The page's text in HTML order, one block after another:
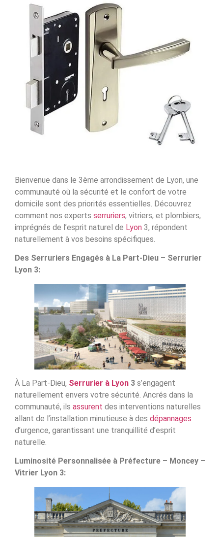
Bienvenue dans le 3ème arrondissement de Lyon, une
communauté où la sécurité et le confort de votre
domicile sont des priorités essentielles. Découvrez
comment nos experts serruriers, vitriers, et plombiers,
imprégnés de l’esprit naturel de Lyon 3, répondent
naturellement à vos besoins spécifiques.
Des Serruriers Engagés à La Part-Dieu – Serrurier
Lyon 3:
À La Part-Dieu, Serrurier à Lyon 3 s’engagent
naturellement envers votre sécurité. Ancrés dans la
communauté, ils assurent des interventions naturelles
allant de l’installation minutieuse à des dépannages
d’urgence, garantissant une tranquillité d’esprit
naturelle.
Luminosité Personnalisée à Préfecture – Moncey –
Vitrier Lyon 3: